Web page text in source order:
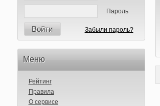
Пароль
Войти Забыли пароль?
Меню
Рейтинг
Правила
О сервисе